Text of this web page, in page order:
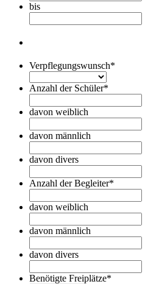
bis
Verpflegungswunsch*
Anzahl der Schüler*
davon weiblich
davon männlich
davon divers
Anzahl der Begleiter*
davon weiblich
davon männlich
davon divers
Benötigte Freiplätze*